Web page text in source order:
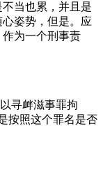
当也累，并且是
姿势，但是。应
为一个刑事责
寻衅滋事罪拘
按照这个罪名是否